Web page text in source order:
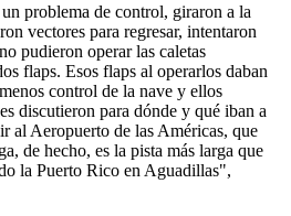
problema de control, giraron a la
vectores para regresar, intentaron
pudieron operar las caletas
flaps. Esos flaps al operarlos daban
control de la nave y ellos
discutieron para dónde y qué iban a
al Aeropuerto de las Américas, que
de hecho, es la pista más larga que
la Puerto Rico en Aguadillas",